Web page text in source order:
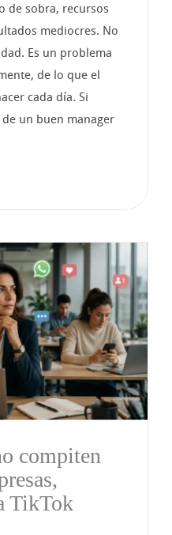
de sobra, recursos
mediocres. No
Es un problema
de lo que el
cada día. Si
un buen manager
compiten
TikTok